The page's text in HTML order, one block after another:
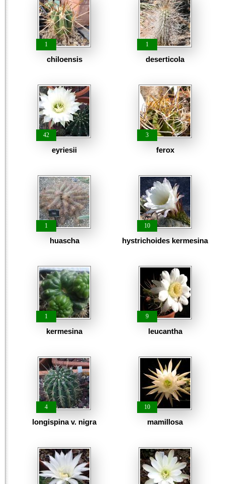
1
chiloensis
1
deserticola
42
eyriesii
3
ferox
1
huascha
10
hystrichoides kermesina
1
kermesina
9
leucantha
4
longispina v. nigra
10
mamillosa